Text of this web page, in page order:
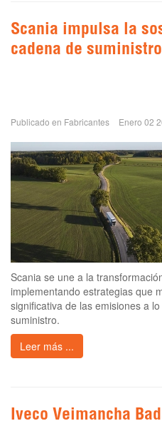
Scania impulsa la
cadena de suministro
Publicado en Fabricantes Enero 02
Scania se une a la
implementando estrategias que
significativa de las emisiones a
suministro.
Leer más ...
Iveco Veimancha